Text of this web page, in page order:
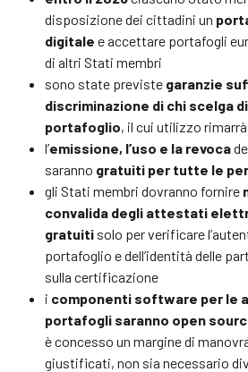
disposizione dei cittadini un
digitale e accettare portafogli
di altri Stati membri
sono state previste garanzie
discriminazione di chi scelga
portafoglio, il cui utilizzo
l’emissione, l’uso e la revoca
saranno gratuiti per tutte le
gli Stati membri dovranno fornire
convalida degli attestati
gratuiti solo per verificare
portafoglio e dell’identità delle
sulla certificazione
i componenti software per le
portafogli saranno open
è concesso un margine di
giustificati, non sia necessario